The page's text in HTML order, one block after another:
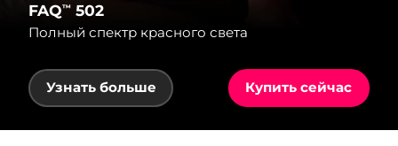
FAQ™ 502
Полный спектр красного света
Узнать больше Купить сейчас